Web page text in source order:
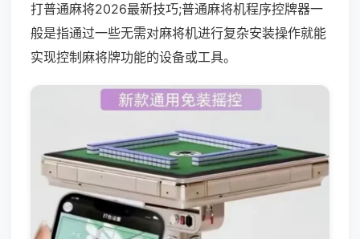
打普通麻将2026最新技巧;普通麻将机程序控牌器一
般是指通过一些无需对麻将机进行复杂安装操作就能
实现控制麻将牌功能的设备或工具。